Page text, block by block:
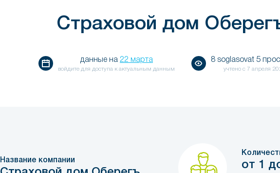
Страховой дом
данные на 22 марта
войдите для доступа к актуальным данным
8 soglasovat 5
учтено с 7 апреля
Название компании
от 1